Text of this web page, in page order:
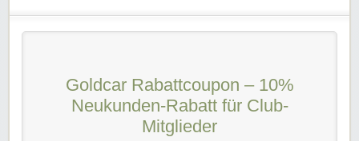
Goldcar Rabattcoupon – 10%
Neukunden-Rabatt für Club-
Mitglieder